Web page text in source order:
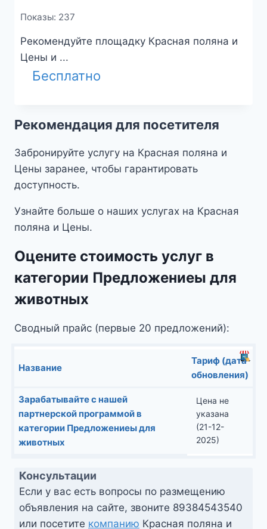
Показы: 237
Рекомендуйте площадку Красная поляна и
Цены и ...
Бесплатно
Рекомендация для посетителя
Забронируйте услугу на Красная поляна и
Цены заранее, чтобы гарантировать
доступность.
Узнайте больше о наших услугах на Красная
поляна и Цены.
Оцените стоимость услуг в
категории Предложениеы для
животных
Сводный прайс (первые 20 предложений):
Название
Тариф (дата
обновления)
Зарабатывайте с нашей
партнерской программой в
категории Предложениеы для
животных
Цена не
указана
(21-12-
2025)
Консультации
Если у вас есть вопросы по размещению
объявления на сайте, звоните 89384543540
или посетите компанию Красная поляна и